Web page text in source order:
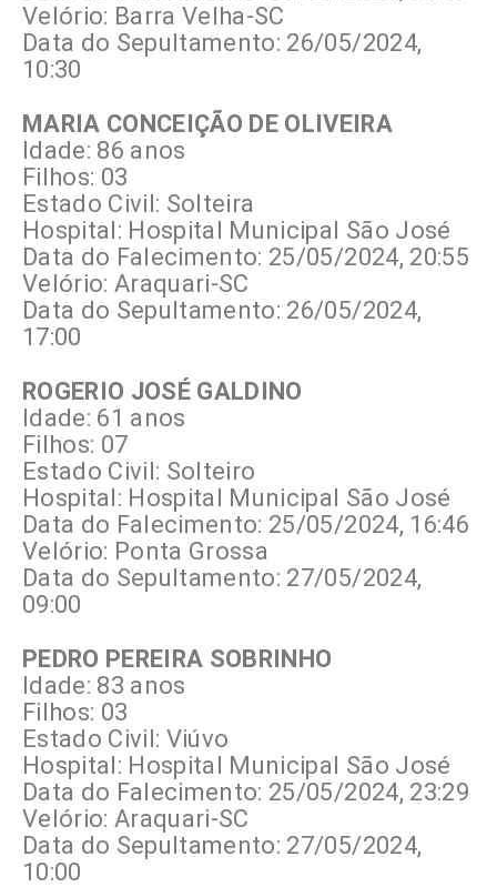
Velório: Barra Velha-SC
Data do Sepultamento: 26/05/2024,
10:30
MARIA CONCEIÇÃO DE OLIVEIRA
Idade: 86 anos
Filhos: 03
Estado Civil: Solteira
Hospital: Hospital Municipal São José
Data do Falecimento: 25/05/2024, 20:55
Velório: Araquari-SC
Data do Sepultamento: 26/05/2024,
17:00
ROGERIO JOSÉ GALDINO
Idade: 61 anos
Filhos: 07
Estado Civil: Solteiro
Hospital: Hospital Municipal São José
Data do Falecimento: 25/05/2024, 16:46
Velório: Ponta Grossa
Data do Sepultamento: 27/05/2024,
09:00
PEDRO PEREIRA SOBRINHO
Idade: 83 anos
Filhos: 03
Estado Civil: Viúvo
Hospital: Hospital Municipal São José
Data do Falecimento: 25/05/2024, 23:29
Velório: Araquari-SC
Data do Sepultamento: 27/05/2024,
10:00